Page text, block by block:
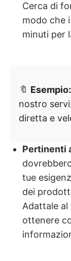
Cerca di
modo che
minuti per
🔖 Esempio:
nostro
diretta e
Pertinenti
tue
dei
Adattale
ottenere